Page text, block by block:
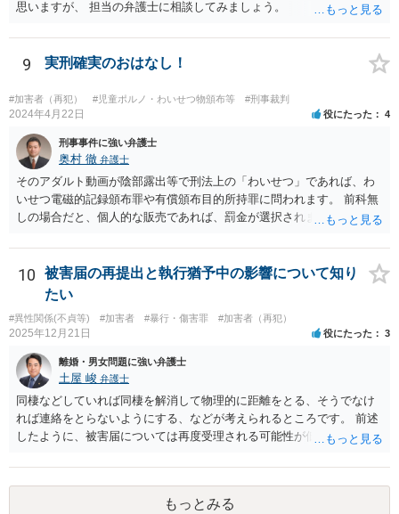
罰金か半年くらいもあるかもしれません。示談しなければ、１０か月
害届が出ていない余罪だけで正式起訴することは全然あり得ることな
の風紀に対する罪というところがあるので、客観的証拠がある以上は
あり得ると思います。
思いますが、 担当の弁護士に相談してみましょう。
9 実刑確実のおはなし！
#加害者（再犯） #児童ポルノ・わいせつ物頒布等 #刑事裁判
2024年4月22日 役にたった 4
刑事事件に強い弁護士
奥村 徹 弁護士
そのアダルト動画が陰部露出等で刑法上の「わいせつ」であれば、わ
いせつ電磁的記録頒布罪や有償頒布目的所持罪に問われます。 前科無
しの場合だと、個人的な販売であれば、罰金が選択されます。 同種前
ないと、1年程度の懲役と予想します。 自首については、画像のわい
せつ性とともに弁護士に相談した上で、そう決断したのであれば、弁
護士に調整してもらって、一発で決める必要があります。なかなか受
理されません。
10
被害届の再提出と執行猶予中の影響について知り
たい
#異性関係(不貞等) #加害者 #暴行・傷害罪 #加害者（再犯）
2025年12月21日 役にたった 3
離婚・男女問題に強い弁護士
土屋 峻 弁護士
同棲などしていれば同棲を解消して物理的に距離をとる、そうでなけ
れば連絡をとらないようにする、などが考えられるところです。 前述
したように、被害届については再度受理される可能性が低く、結婚詐
性はそれほど高くないように思います。 不倫相手との清算方法（別れ
方）となると、なかなか弁護士が関与しづらい領域となります。もっ
とも、相手方の提示する条件が奏功するようなものではないことか
もっとみる